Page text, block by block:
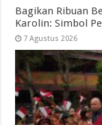
Bagikan Ribuan
Karolin: Simbol
7 Agustus 2026